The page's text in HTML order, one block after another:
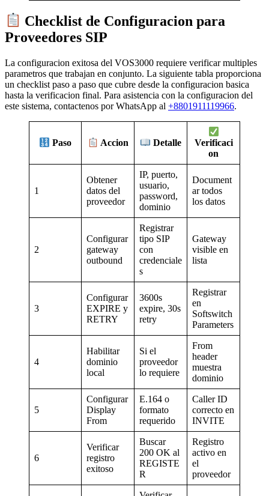
Checklist de Configuracion para
Proveedores SIP
La configuracion exitosa del VOS3000 requiere verificar multiples
parametros que trabajan en conjunto. La siguiente tabla proporciona
un checklist paso a paso que cubre desde la configuracion basica
hasta la verificacion final. Para asistencia con la configuracion del
este sistema, contactenos por WhatsApp al +8801911119966.
Paso Accion Detalle
Verificaci
on
1
Obtener
datos del
proveedor
IP, puerto,
usuario,
password,
dominio
Document
ar todos
los datos
2
Configurar
gateway
outbound
Registrar
tipo SIP
con
credenciale
s
Gateway
visible en
lista
3
Configurar
EXPIRE y
RETRY
3600s
expire, 30s
retry
Registrar
en
Softswitch
Parameters
4
Habilitar
dominio
local
Si el
proveedor
lo requiere
From
header
muestra
dominio
5
Configurar
Display
From
E.164 o
formato
requerido
Caller ID
correcto en
INVITE
6
Verificar
registro
exitoso
Buscar
200 OK al
REGISTE
R
Registro
activo en
el
proveedor